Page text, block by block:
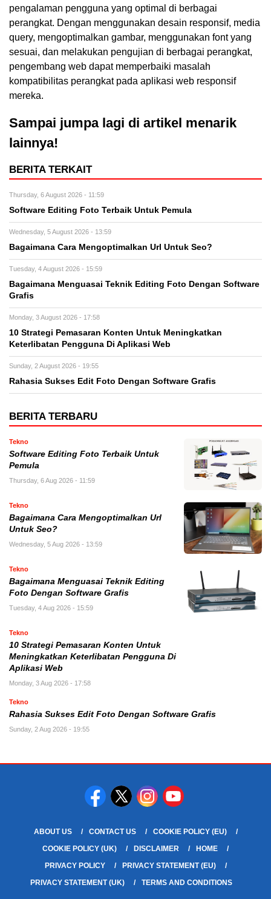
pengalaman pengguna yang optimal di berbagai
perangkat. Dengan menggunakan desain responsif, media
query, mengoptimalkan gambar, menggunakan font yang
sesuai, dan melakukan pengujian di berbagai perangkat,
pengembang web dapat memperbaiki masalah
kompatibilitas perangkat pada aplikasi web responsif
mereka.
Sampai jumpa lagi di artikel menarik
lainnya!
BERITA TERKAIT
Thursday, 6 August 2026 - 11:59
Software Editing Foto Terbaik Untuk Pemula
Wednesday, 5 August 2026 - 13:59
Bagaimana Cara Mengoptimalkan Url Untuk Seo?
Tuesday, 4 August 2026 - 15:59
Bagaimana Menguasai Teknik Editing Foto Dengan Software
Grafis
Monday, 3 August 2026 - 17:58
10 Strategi Pemasaran Konten Untuk Meningkatkan
Keterlibatan Pengguna Di Aplikasi Web
Sunday, 2 August 2026 - 19:55
Rahasia Sukses Edit Foto Dengan Software Grafis
BERITA TERBARU
Tekno
Software Editing Foto Terbaik Untuk
Pemula
Thursday, 6 Aug 2026 - 11:59
Tekno
Bagaimana Cara Mengoptimalkan Url
Untuk Seo?
Wednesday, 5 Aug 2026 - 13:59
Tekno
Bagaimana Menguasai Teknik Editing
Foto Dengan Software Grafis
Tuesday, 4 Aug 2026 - 15:59
Tekno
10 Strategi Pemasaran Konten Untuk
Meningkatkan Keterlibatan Pengguna Di
Aplikasi Web
Monday, 3 Aug 2026 - 17:58
Tekno
Rahasia Sukses Edit Foto Dengan Software Grafis
Sunday, 2 Aug 2026 - 19:55
ABOUT US CONTACT US
COOKIE POLICY (EU)
COOKIE POLICY (UK)
DISCLAIMER
HOME
PRIVACY POLICY
PRIVACY STATEMENT (EU)
PRIVACY STATEMENT (UK)
TERMS AND CONDITIONS